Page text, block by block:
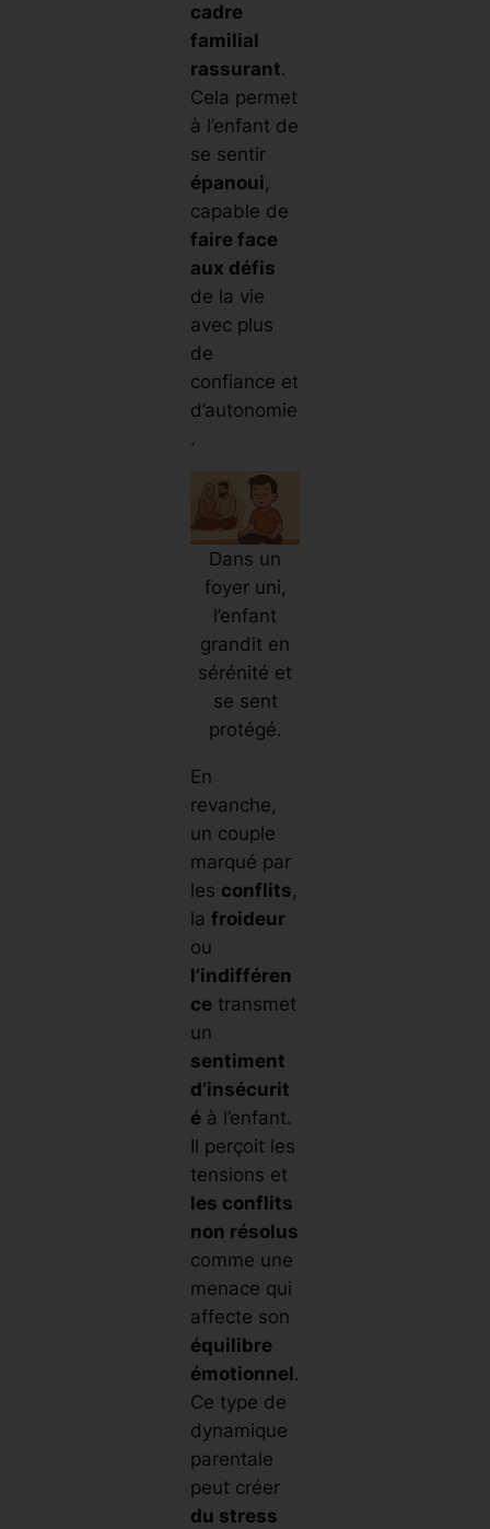
cadre
familial
rassurant.
Cela permet
à l’enfant de
se sentir
épanoui,
capable de
faire face
aux défis
de la vie
avec plus
de
confiance et
d’autonomie
.
Dans un
foyer uni,
l’enfant
grandit en
sérénité et
se sent
protégé.
En
revanche,
un couple
marqué par
les conflits,
la froideur
ou
l’indifféren
cetransmet
un
sentiment
d’insécurit
éà l’enfant.
Il perçoit les
tensions et
les conflits
non résolus
comme une
menace qui
affecte son
équilibre
émotionnel.
Ce type de
dynamique
parentale
peut créer
du stress